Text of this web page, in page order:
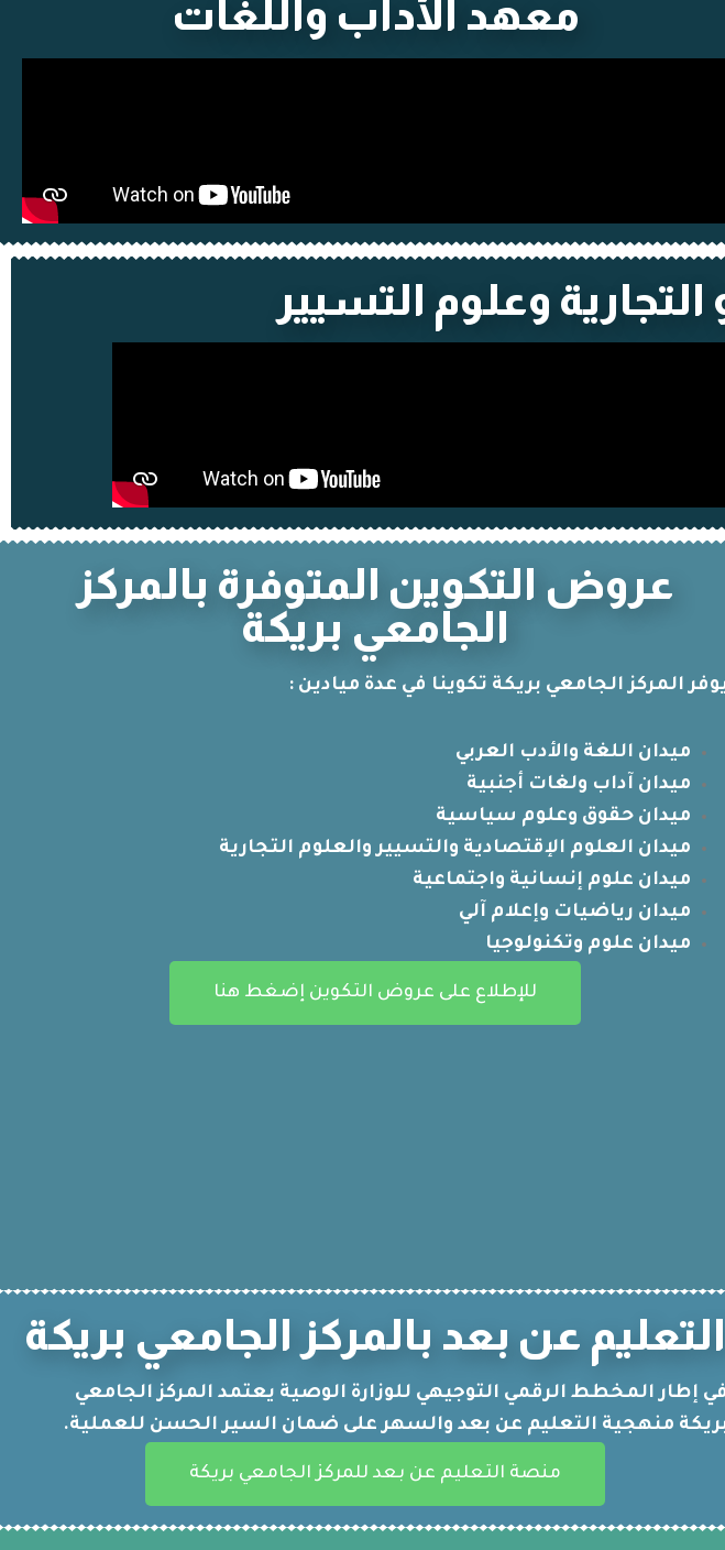
معهد الأداب واللغات
وعلوم التسيير
عروض التكوين المتوفرة بالمركز
الجامعي بريكة
المركز الجامعي بريكة تكوينا في عدة ميادين :
ميدان اللغة والأدب العربي
ميدان آداب ولغات أجنبية
ميدان حقوق وعلوم سياسية
ميدان العلوم الإقتصادية والتسيير والعلوم التجارية
ميدان علوم إنسانية واجتماعية
ميدان رياضيات وإعلام آلي
ميدان علوم وتكنولوجيا
للإطلاع على عروض التكوين إضغط هنا
التعليم عن بعد بالمركز الجامعي بريكة
في إطار المخطط الرقمي التوجيهي للوزارة الوصية يعتمد المركز الجامعي
منهجية التعليم عن بعد والسهر على ضمان السير الحسن للعملية.
منصة التعليم عن بعد للمركز الجامعي بريكة